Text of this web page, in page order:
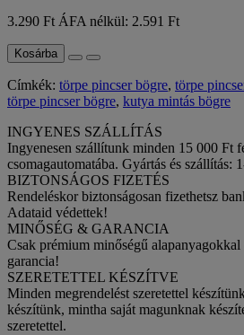
3.290 FtÁFA nélkül: 2.591 Ft
Kosárba
Címkék: törpe pincser bögre, törpe
törpe pincser bögre, kutya mintás bögre
INGYENES SZÁLLÍTÁS
Ingyenesen szállítunk minden 15 000 Ft
csomagautomatába. Gyártás és szállítás:
BIZTONSÁGOS FIZETÉS
Rendeléskor biztonságosan fizethetsz
Adataid védettek!
MINŐSÉG & GARANCIA
Csak prémium minőségű
garancia!
SZERETETTEL KÉSZÍTVE
Minden megrendelést szeretettel
készítünk, mintha saját magunknak
szeretettel.